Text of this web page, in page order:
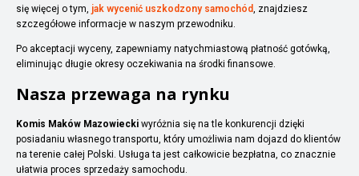
się więcej o tym, jak wycenić uszkodzony samochód, znajdziesz
szczegółowe informacje w naszym przewodniku.
Po akceptacji wyceny, zapewniamy natychmiastową płatność gotówką,
eliminując długie okresy oczekiwania na środki finansowe.
Nasza przewaga na rynku
Komis Maków Mazowiecki wyróżnia się na tle konkurencji dzięki
posiadaniu własnego transportu, który umożliwia nam dojazd do klientów
na terenie całej Polski. Usługa ta jest całkowicie bezpłatna, co znacznie
ułatwia proces sprzedaży samochodu.